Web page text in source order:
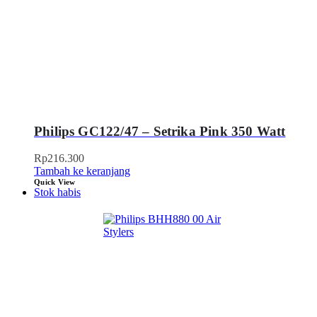
Philips GC122/47 – Setrika Pink 350 Watt
Rp216.300
Tambah ke keranjang
Quick View
Stok habis